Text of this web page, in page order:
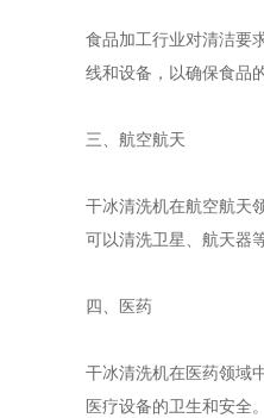
食品加工行业对清洁要
线和设备，以确保食品
三、航空航天
干冰清洗机在航空航天
可以清洗卫星、航天器
四、医药
干冰清洗机在医药领域
医疗设备的卫生和安全。